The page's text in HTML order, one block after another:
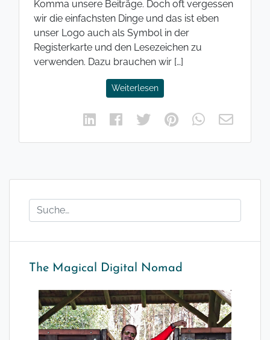
Komma unsere Beiträge. Doch oft vergessen
wir die einfachsten Dinge und das ist eben
unser Logo auch als Symbol in der
Registerkarte und den Lesezeichen zu
verwenden. Dazu brauchen wir […]
Weiterlesen
The Magical Digital Nomad